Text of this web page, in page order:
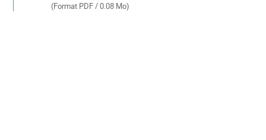
(Format PDF / 0.08 Mo)